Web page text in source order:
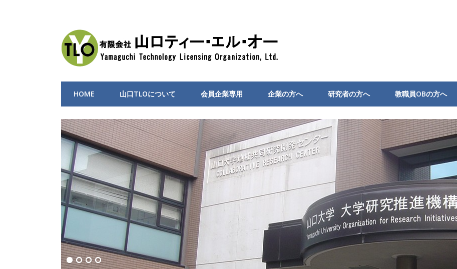
HOME 山口TLOについて 会員企業専用 企業の方へ 研究者の方へ 教職員OBの方へ